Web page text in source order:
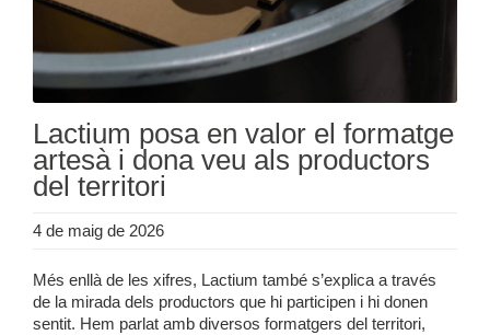
Lactium posa en valor el formatge
artesà i dona veu als productors
del territori
4 de maig de 2026
Més enllà de les xifres, Lactium també s’explica a través
de la mirada dels productors que hi participen i hi donen
sentit. Hem parlat amb diversos formatgers del territori,